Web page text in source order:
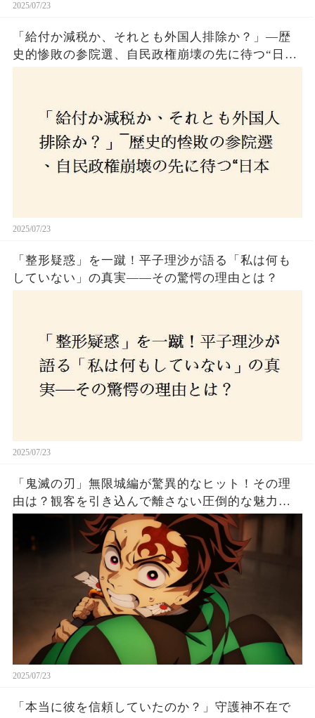
2025/07/23
「給付か減税か、それとも外国人排除か？」―歴
史的惨敗の参院選、自民政権崩壊の先に待つ“日本
2025/07/23
「整形疑惑」を一蹴！平子理沙が語る「私は何も
していない」の真実——その驚愕の理由とは？
2025/07/23
「鬼滅の刃」無限城編が驚異的なヒット！その理
由は？観客を引き込んで離さない圧倒的な魅力と
2025/07/23
「本当に彼を信頼していたのか？」守護神不在で